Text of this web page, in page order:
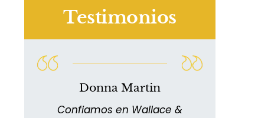
Testimonios
Donna Martin
Confiamos en Wallace &